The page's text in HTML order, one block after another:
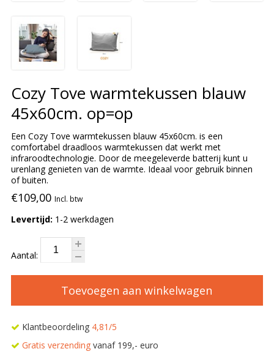
Cozy Tove warmtekussen blauw
45x60cm. op=op
Een Cozy Tove warmtekussen blauw 45x60cm. is een
comfortabel draadloos warmtekussen dat werkt met
infraroodtechnologie. Door de meegeleverde batterij kunt u
urenlang genieten van de warmte. Ideaal voor gebruik binnen
of buiten.
€109,00 Incl. btw
Levertijd: 1-2 werkdagen
Aantal:
Toevoegen aan winkelwagen
Klantbeoordeling 4,81/5
Gratis verzendingvanaf 199,- euro